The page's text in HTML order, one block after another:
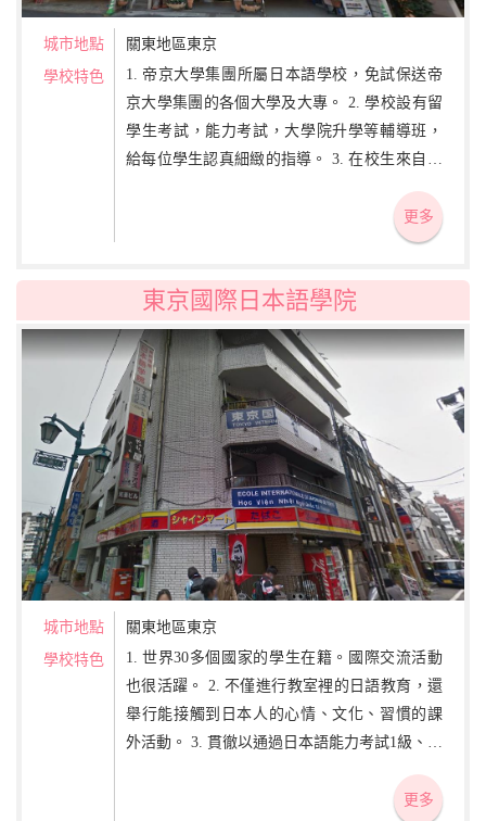
城市地點
關東地區東京
學校特色
1. 帝京大學集團所屬日本語學校，免試保送帝
京大學集團的各個大學及大專。 2. 學校設有留
學生考試，能力考試，大學院升學等輔導班，
給每位學生認真細緻的指導。 3. 在校生來自18
的環境中學習，加深對日本歷史文化的理解。
更多
東京國際日本語學院
城市地點
關東地區東京
學校特色
1. 世界30多個國家的學生在籍。國際交流活動
也很活躍。 2. 不僅進行教室裡的日語教育，還
舉行能接觸到日本人的心情、文化、習慣的課
外活動。 3. 貫徹以通過日本語能力考試1級、日
更多